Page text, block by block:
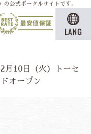
公式ポータルサイトです。
月10日（火）トーセ
オープン